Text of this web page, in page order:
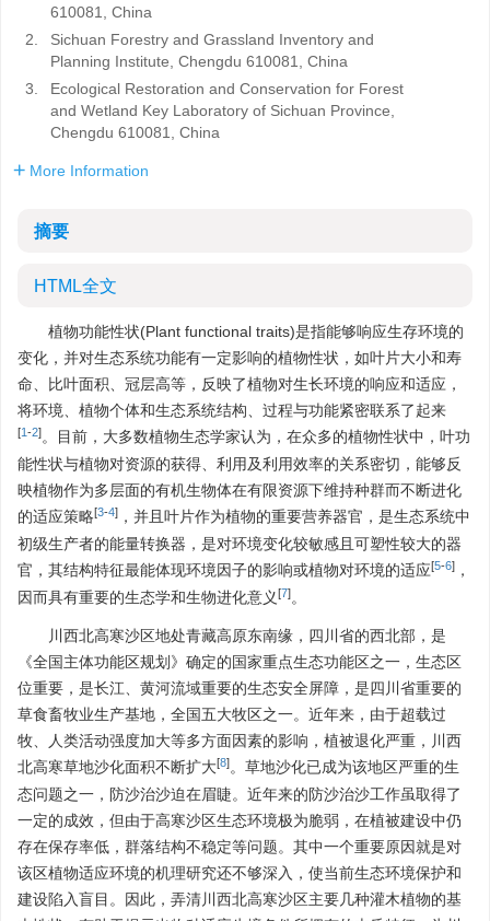
610081, China
2.
Sichuan Forestry and Grassland Inventory and
Planning Institute, Chengdu 610081, China
3.
Ecological Restoration and Conservation for Forest
and Wetland Key Laboratory of Sichuan Province,
Chengdu 610081, China
More Information
摘要
HTML全文
植物功能性状(Plant functional traits)是指能够响应生存环境的
变化，并对生态系统功能有一定影响的植物性状，如叶片大小和寿
命、比叶面积、冠层高等，反映了植物对生长环境的响应和适应，
将环境、植物个体和生态系统结构、过程与功能紧密联系了起来
[1-2]。目前，大多数植物生态学家认为，在众多的植物性状中，叶功
能性状与植物对资源的获得、利用及利用效率的关系密切，能够反
映植物作为多层面的有机生物体在有限资源下维持种群而不断进化
的适应策略[3-4] ，并且叶片作为植物的重要营养器官，是生态系统中
初级生产者的能量转换器，是对环境变化较敏感且可塑性较大的器
官，其结构特征最能体现环境因子的影响或植物对环境的适应[5-6] ，
因而具有重要的生态学和生物进化意义[7]。
川西北高寒沙区地处青藏高原东南缘，四川省的西北部，是
《全国主体功能区规划》确定的国家重点生态功能区之一，生态区
位重要，是长江、黄河流域重要的生态安全屏障，是四川省重要的
草食畜牧业生产基地，全国五大牧区之一。近年来，由于超载过
牧、人类活动强度加大等多方面因素的影响，植被退化严重，川西
北高寒草地沙化面积不断扩大[8]。草地沙化已成为该地区严重的生
态问题之一，防沙治沙迫在眉睫。近年来的防沙治沙工作虽取得了
一定的成效，但由于高寒沙区生态环境极为脆弱，在植被建设中仍
存在保存率低，群落结构不稳定等问题。其中一个重要原因就是对
该区植物适应环境的机理研究还不够深入，使当前生态环境保护和
建设陷入盲目。因此，弄清川西北高寒沙区主要几种灌木植物的基